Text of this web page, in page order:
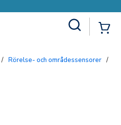
/ Rörelse- och områdessensorer /